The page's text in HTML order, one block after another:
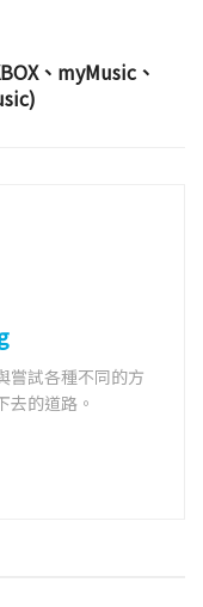
、myMusic、
嘗試各種不同的方
去的道路。